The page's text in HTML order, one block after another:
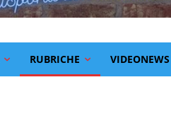
RUBRICHE VIDEONEWS